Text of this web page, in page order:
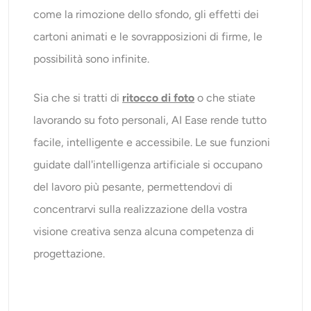
come la rimozione dello sfondo, gli effetti dei
cartoni animati e le sovrapposizioni di firme, le
possibilità sono infinite.
Sia che si tratti di ritocco di foto o che stiate
lavorando su foto personali, AI Ease rende tutto
facile, intelligente e accessibile. Le sue funzioni
guidate dall'intelligenza artificiale si occupano
del lavoro più pesante, permettendovi di
concentrarvi sulla realizzazione della vostra
visione creativa senza alcuna competenza di
progettazione.